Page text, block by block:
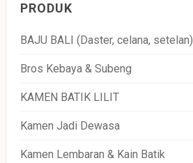
PRODUK
BAJU BALI (Daster, celana, setelan)
Bros Kebaya & Subeng
KAMEN BATIK LILIT
Kamen Jadi Dewasa
Kamen Lembaran & Kain Batik